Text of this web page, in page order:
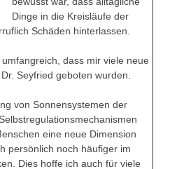
Dinge in die Kreisläufe der
Schäden hinterlassen.
dass mir viele neue
Seyfried geboten wurden.
von Sonnensystemen der
eine neue Dimension
persönlich noch häufiger im
Dies hoffe ich auch für viele